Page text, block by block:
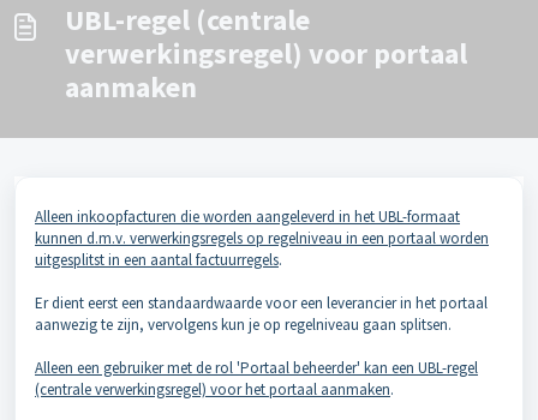
UBL-regel (centrale
verwerkingsregel) voor portaal
aanmaken
Alleen inkoopfacturen die worden aangeleverd in het UBL-formaat
kunnen d.m.v. verwerkingsregels op regelniveau in een portaal worden
uitgesplitst in een aantal factuurregels.
Er dient eerst een standaardwaarde voor een leverancier in het portaal
aanwezig te zijn, vervolgens kun je op regelniveau gaan splitsen.
Alleen een gebruiker met de rol 'Portaal beheerder' kan een UBL-regel
(centrale verwerkingsregel) voor het portaal aanmaken.